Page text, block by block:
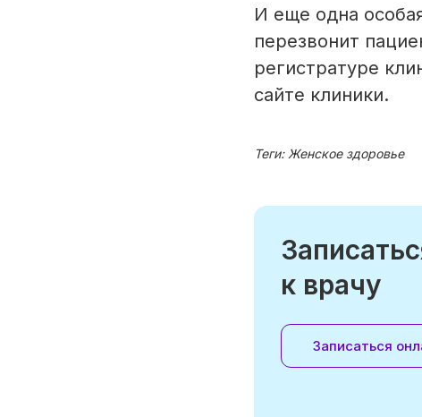
И еще одна
перезвонит
регистратуре
сайте клиники.
Теги: Женское здоровье
к врачу
Записаться